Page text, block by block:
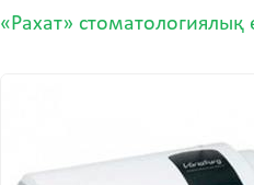
«Рахат»